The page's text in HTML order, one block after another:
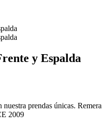
y Espalda
prendas únicas. Remera
2009